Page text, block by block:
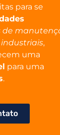
para se
de
,
uma
para uma
.